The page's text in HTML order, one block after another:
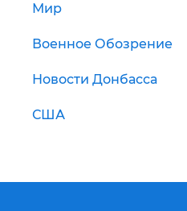
Мир
Военное Обозрение
Новости Донбасса
США